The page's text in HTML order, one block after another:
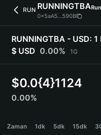
繁體中文
Português (Portugal)
Bahasa Indonesia
ภาษาไทย
हिन्दी
Español
Português (Brasil)
RUN RUNNINGTBA
0x5aA5...590B
RUNNINGTBA - USD: 1
$ USD 0.00% 1G
$0.0{4}1124
0.00%
Zaman 1dk 5dk 15dk